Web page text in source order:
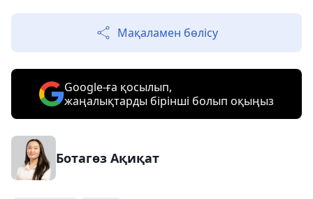
Мақаламен бөлісу
Google-ға қосылып,
жаңалықтарды бірінші болып оқыңыз
Ботагөз Ақиқат